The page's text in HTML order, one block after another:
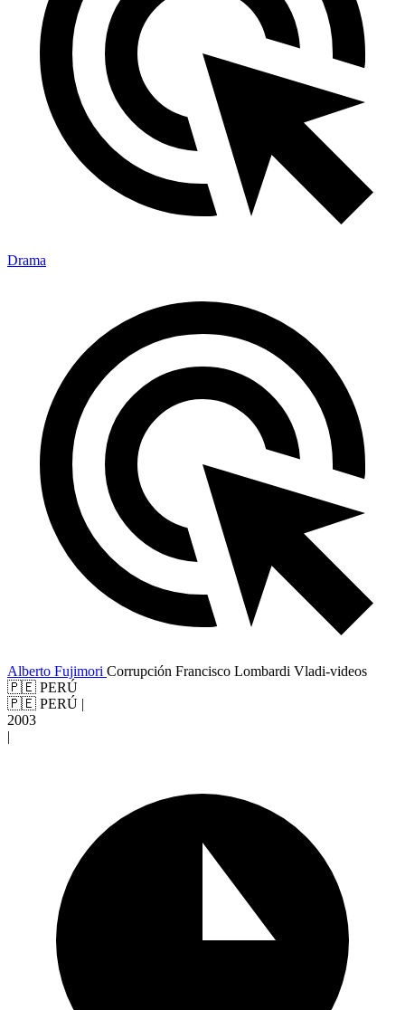
Drama
Alberto Fujimori Corrupción Francisco Lombardi Vladi-videos
🇵🇪 PERÚ
🇵🇪 PERÚ |
2003
|